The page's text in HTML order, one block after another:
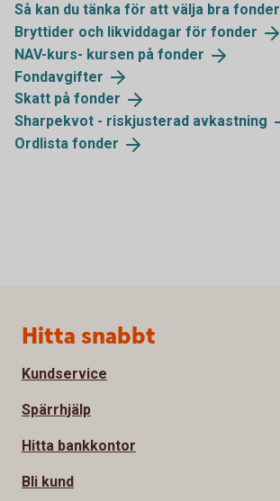
Så kan du tänka för att välja bra fonder
Bryttider och likviddagar för fonder
NAV-kurs- kursen på fonder
Fondavgifter
Skatt på fonder
Sharpekvot - riskjusterad avkastning
Ordlista fonder
Sidfot
Hitta snabbt
Kundservice
Spärrhjälp
Hitta bankkontor
Bli kund